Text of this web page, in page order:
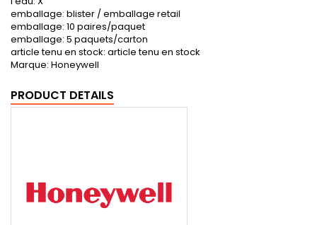
emballage: blister / emballage retail
emballage: 10 paires/paquet
emballage: 5 paquets/carton
article tenu en stock: article tenu en stock
Marque: Honeywell
PRODUCT DETAILS